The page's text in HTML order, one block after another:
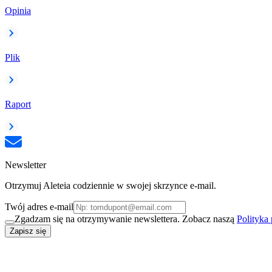
Opinia
Plik
Raport
Newsletter
Otrzymuj Aleteia codziennie w swojej skrzynce e-mail.
Twój adres e-mail
Zgadzam się na otrzymywanie newslettera. Zobacz naszą Polityka
Zapisz się